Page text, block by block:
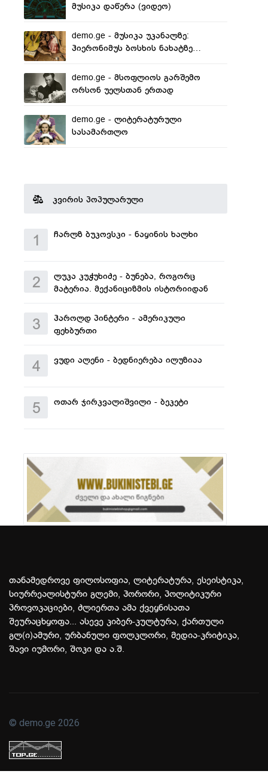
მუსიკა დაწერა (ვიდეო)
demo.ge - მუსიკა უკანალზე:
ჰიერონიმუს ბოსხის ნახატზე
demo.ge - მსოფლიოს გარშემო
ორსონ უელსთან ერთად
demo.ge - ლიტერატურული
სასამართლო
კვირის პოპულარული
1 ჩარლზ ბუკოვსკი - ნაყინის ხალხი
2
ლუკა კუჭუხიძე - ბუნება, როგორც
მატერია. მექანიციზმის ისტორიიდან
3
ჰაროლდ პინტერი - ამერიკული
ფეხბურთი
4 ვუდი ალენი - ბედნიერება ილუზიაა
5 ოთარ ჯირკვალიშვილი - ბეკეტი
თანამედროვე ფილოსოფია, ლიტერატურა, ესეისტიკა,
სიურრეალისტური გლემი, ჰორორი, პოლიტიკური
პროვოკაციები, ძლიერთა ამა ქვეყნისათა
შეურაცხყოფა... ასევე კიბერ-კულტურა, ქართული
გლ(ი)ამური, ურბანული ფოლკლორი, მედია-კრიტიკა,
შავი იუმორი, შოკი და ა.შ.
© demo.ge 2026